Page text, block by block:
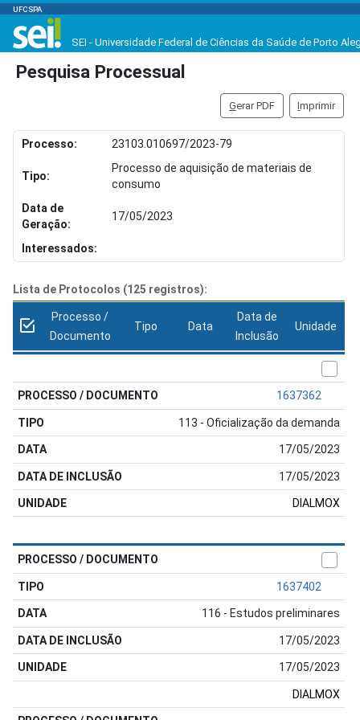
UFCSPA
SEI - Universidade Federal de Ciências da Saúde de Porto
Pesquisa Processual
Gerar PDF Imprimir
Processo: 23103.010697/2023-79
Tipo:
Processo de aquisição de materiais de
consumo
Data de
Geração:
17/05/2023
Interessados:
Lista de Protocolos (125 registros):
Processo /
Documento
Tipo Data
Data de
Inclusão
Unidade
1637362
113 - Oficialização da demanda
17/05/2023
17/05/2023
DIALMOX
1637402
116 - Estudos preliminares
17/05/2023
17/05/2023
DIALMOX